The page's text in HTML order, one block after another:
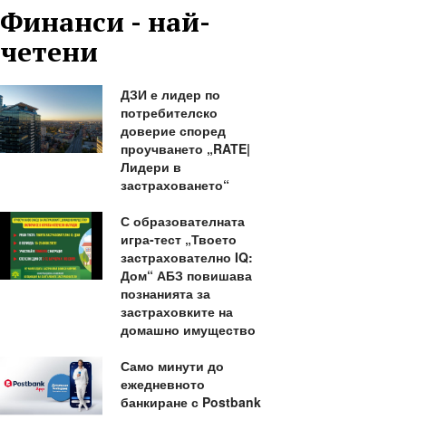
Финанси - най-
четени
ДЗИ е лидер по
потребителско
доверие според
проучването „RATE|
Лидери в
застраховането“
С образователната
игра-тест „Твоето
застрахователно IQ:
Дом“ АБЗ повишава
познанията за
застраховките на
домашно имущество
Само минути до
ежедневното
банкиране с Postbank